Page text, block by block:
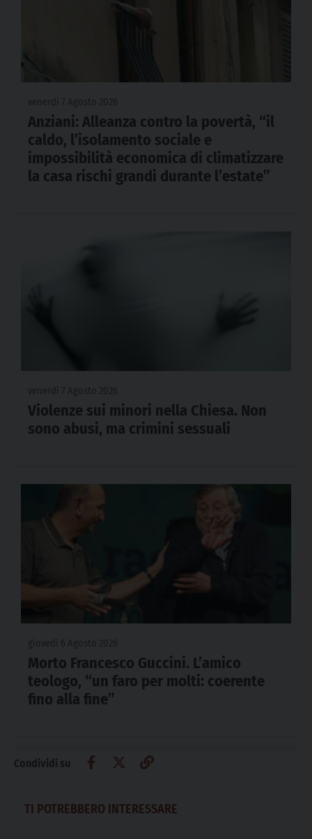
Anziani: Alleanza contro la povertà, “il
caldo, l’isolamento sociale e
impossibilità economica di climatizzare
la casa rischi grandi durante l’estate”
Violenze sui minori nella Chiesa. Non
sono abusi, ma crimini sessuali
Morto Francesco Guccini. L’amico
teologo, “un faro per molti: coerente
fino alla fine”
Condividi su
TI POTREBBERO INTERESSARE